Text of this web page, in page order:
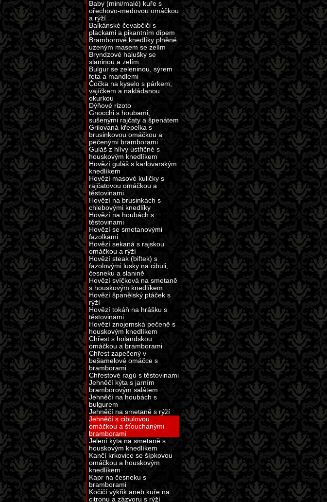
Baby (mini/malé) kuře s
ořechovo-medovou omáčkou
a rýží
Balkánské čevabčiči s
plackami a pikantním dipem
Bramborové knedlíky plněné
uzeným masem se zelím
Bryndzové halušky se
slaninou a zelím
Bulgur se zeleninou, sýrem
feta a mandlemi
Čočka na kyselo s párkem,
vajíčkem a nakládanou
okurkou
Dýňové rizoto
Gnocchi s houbami,
sušenými rajčaty a špenátem
Grilovaná křepelka s
brusinkovou omáčkou a
pečenými bramborami
Guláš z hlívy ústřičné s
houskovým knedlíkem
Hovězí guláš s karlovarským
knedlíkem
Hovězí masové kuličky s
rajčatovou omáčkou a
těstovinami
Hovězí na brusinkách s
chlebovými knedlíky
Hovězí na houbách s
těstovinami
Hovězí se smetanovými
fazolkami
Hovězí sekaná s rajskou
omáčkou a rýží
Hovězí steak (biftek) s
fazolovými lusky na cibuli,
česneku a slanině
Hovězí svíčková na smetaně
s houskovým knedlíkem
Hovězí španělský ptáček s
rýží
Hovězí tokáň na hrášku s
těstovinami
Hovězí znojemská pečeně s
houskovým knedlíkem
Chřest s holandskou
omáčkou a bramborami
Chřest zapečený v
bešamelové omáčce s
bramborami
Chřestové ragú s těstovinami
Jehněčí kýta s jarním
bramborovým salátem
Jehněčí na houbách s
bulgurem
Jehněčí na smetaně s rýží
Jehněčí s cibulovou
omáčkou a šťouchanými
bramborami
Jelení kýta na smetaně s
houskovým knedlíkem
Kančí krkovice se šípkovou
omáčkou a houskovým
knedlíkem
Kapr na česneku s
bramborami
Kočičí výkřik aneb kuře na
citronu a zázvoru s rýží